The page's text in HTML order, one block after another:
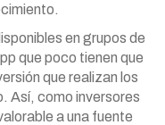
en grupos de
que poco tienen que
que realizan los
Así, como inversores
a una fuente